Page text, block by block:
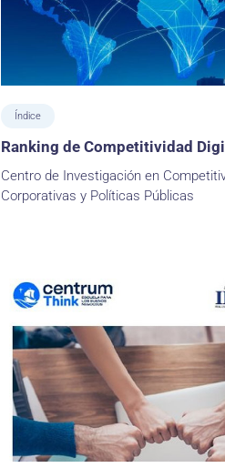
Índice
Ranking de Competitividad
Centro de Investigación en
Corporativas y Políticas Públicas